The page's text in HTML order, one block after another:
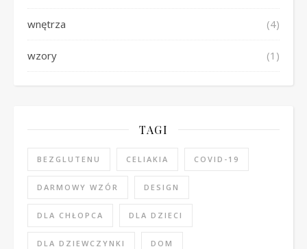
wnętrza (4)
wzory (1)
TAGI
BEZGLUTENU CELIAKIA COVID-19
DARMOWY WZÓR DESIGN
DLA CHŁOPCA DLA DZIECI
DLA DZIEWCZYNKI DOM